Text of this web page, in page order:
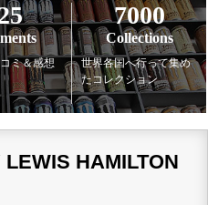
ミ＆感想
7000
Collections
世界各国へ行って集め
たコレクション
HAMILTON